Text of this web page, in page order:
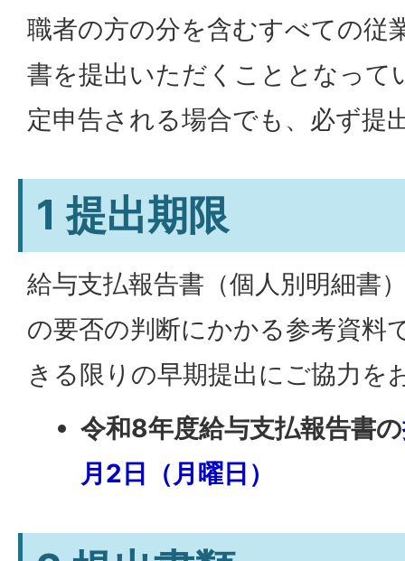
職者の方の分を含むすべての従
書を提出いただくこととなって
定申告される場合でも、必ず提
1 提出期限
給与支払報告書（個人別明細書
の要否の判断にかかる参考資料
きる限りの早期提出にご協力を
令和8年度給与支払報告書の
月2日（月曜日）